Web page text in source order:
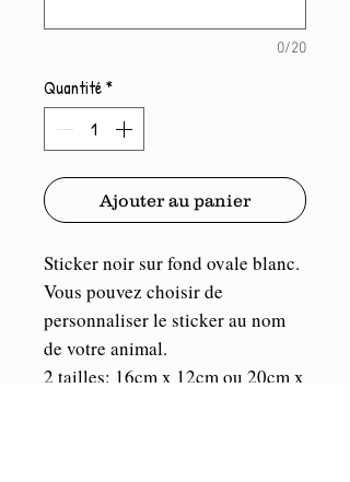
0/20
Quantité*
Ajouter au panier
Sticker noir sur fond ovale blanc.
Vous pouvez choisir de
personnaliser le sticker au nom
de votre animal.
2 tailles: 16cm x 12cm ou 20cm x